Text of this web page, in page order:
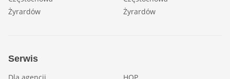
Żyrardów
Żyrardów
Serwis